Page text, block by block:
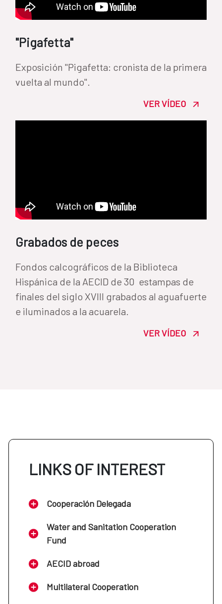
"Pigafetta"
Exposición "Pigafetta: cronista de la primera
vuelta al mundo".
VER VÍDEO
Grabados de peces
Fondos calcográficos de la Biblioteca
Hispánica de la AECID de 30 estampas de
finales del siglo XVIII grabados al aguafuerte
e iluminados a la acuarela.
VER VÍDEO
LINKS OF INTEREST
Cooperación Delegada
Water and Sanitation Cooperation
Fund
AECID abroad
Multilateral Cooperation